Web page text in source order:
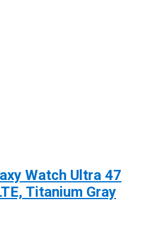
Watch Ultra 47
Titanium Gray